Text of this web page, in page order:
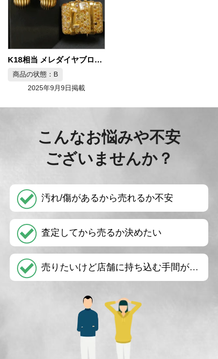
K18相当 メレダイヤブローチ・イヤリングセット 約39.5g
商品の状態：B
2025年9月9日掲載
こんなお悩みや不安
ございませんか？
汚れ/傷があるから売れるか不安
査定してから売るか決めたい
売りたいけど店舗に持ち込む手間が…